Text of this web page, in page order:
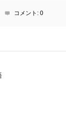
コメント: 0